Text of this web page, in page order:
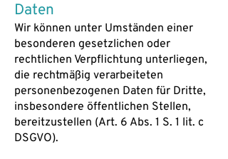
Daten
Wir können unter Umständen einer
besonderen gesetzlichen oder
rechtlichen Verpflichtung unterliegen,
die rechtmäßig verarbeiteten
personenbezogenen Daten für Dritte,
insbesondere öffentlichen Stellen,
bereitzustellen (Art. 6 Abs. 1 S. 1 lit. c
DSGVO).